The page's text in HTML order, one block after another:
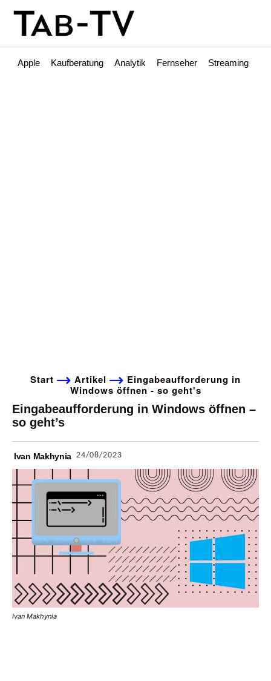
Apple Kaufberatung Analytik Fernseher Streaming
Start Artikel
Eingabeaufforderung in
Windows öffnen - so geht's
Eingabeaufforderung in Windows öffnen –
so geht’s
Ivan Makhynia 24/08/2023
Ivan Makhynia